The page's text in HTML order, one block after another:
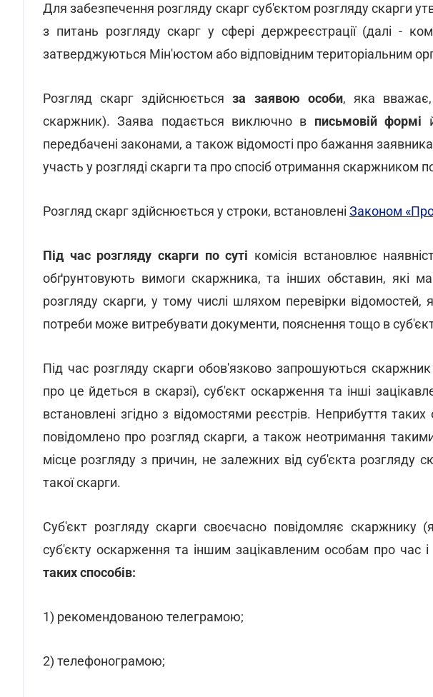
Для забезпечення розгляду скарг суб'єктом розгляду скарги
з питань розгляду скарг у сфері держреєстрації (далі -
затверджуються Мін'юстом або відповідним територіальним
Розгляд скарг здійснюєтьсяза заявою особи, яка
скаржник). Заява подається виключно в письмовій формі
передбачені законами, а також відомості про бажання
участь у розгляді скарги та про спосіб отримання скаржником
Розгляд скарг здійснюється у строки, встановлені Законом
Під час розгляду скарги по суті комісія встановлює
обґрунтовують вимоги скаржника, та інших обставин, які
розгляду скарги, у тому числі шляхом перевірки відомостей,
потреби може витребувати документи, пояснення тощо в
Під час розгляду скарги обов'язково запрошуються
про це йдеться в скарзі), суб'єкт оскарження та інші
встановлені згідно з відомостями реєстрів. Неприбуття
повідомлено про розгляд скарги, а також неотримання
місце розгляду з причин, не залежних від суб'єкта розгляду
такої скарги.
Суб'єкт розгляду скарги своєчасно повідомляє скаржнику
суб'єкту оскарження та іншим зацікавленим особам про час і
таких способів:
1) рекомендованою телеграмою;
2) телефонограмою;